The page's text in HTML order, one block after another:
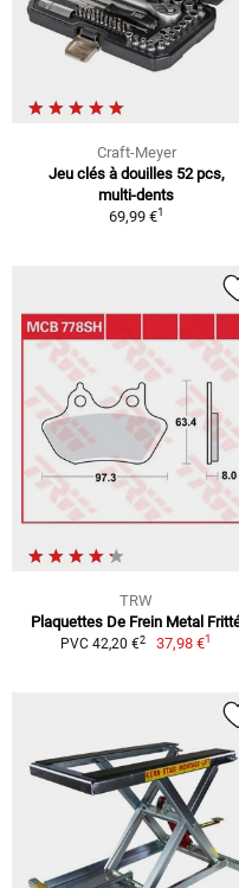
Craft-Meyer
Jeu clés à douilles 52 pcs,
multi-dents
69,99 €1
TRW
Plaquettes De Frein Metal
PVC 42,20 €2 37,98 €1